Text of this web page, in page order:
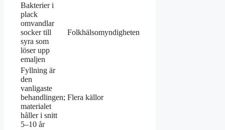
Bakterier i
plack
omvandlar
socker till
syra som
löser upp
emaljen
Folkhälsomyndigheten
Fyllning är
den
vanligaste
behandlingen;
materialet
håller i snitt
5–10 år
Flera källor